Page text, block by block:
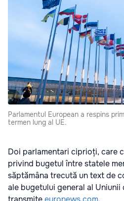
Parlamentul European a respins
termen lung al UE.
Doi parlamentari ciprioți, care
privind bugetul între statele
săptămâna trecută un text de
ale bugetului general al Uniunii